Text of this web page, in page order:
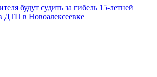
будут судить за гибель 15-летней
ДТП в Новоалексеевке